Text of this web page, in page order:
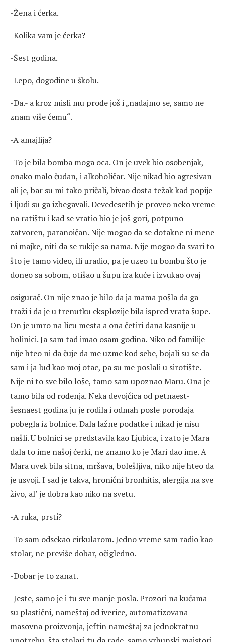
-Žena i ćerka.
-Kolika vam je ćerka?
-Šest godina.
-Lepo, dogodine u školu.
-Da.- a kroz misli mu prođe još i „nadajmo se, samo ne
znam više čemu“.
-A amajlija?
-To je bila bomba moga oca. On je uvek bio osobenjak,
onako malo čudan, i alkoholičar. Nije nikad bio agresivan
ali je, bar su mi tako pričali, bivao dosta težak kad popije
i ljudi su ga izbegavali. Devedesetih je proveo neko vreme
na ratištu i kad se vratio bio je još gori, potpuno
zatvoren, paranoičan. Nije mogao da se dotakne ni mene
ni majke, niti da se rukije sa nama. Nije mogao da svari to
što je tamo video, ili uradio, pa je uzeo tu bombu što je
doneo sa sobom, otišao u šupu iza kuće i izvukao ovaj
osigurač. On nije znao je bilo da ja mama pošla da ga
traži i da je u trenutku eksplozije bila ispred vrata šupe.
On je umro na licu mesta a ona četiri dana kasnije u
bolinici. Ja sam tad imao osam godina. Niko od familije
nije hteo ni da čuje da me uzme kod sebe, bojali su se da
sam i ja lud kao moj otac, pa su me poslali u sirotište.
Nije ni to sve bilo loše, tamo sam upoznao Maru. Ona je
tamo bila od rođenja. Neka devojčica od petnaest-
šesnaest godina ju je rodila i odmah posle porođaja
pobegla iz bolnice. Dala lažne podatke i nikad je nisu
našli. U bolnici se predstavila kao Ljubica, i zato je Mara
dala to ime našoj ćerki, ne znamo ko je Mari dao ime. A
Mara uvek bila sitna, mršava, bolešljiva, niko nije hteo da
je usvoji. I sad je takva, hronični bronhitis, alergija na sve
živo, al’ je dobra kao niko na svetu.
-A ruka, prsti?
-To sam odsekao cirkularom. Jedno vreme sam radio kao
stolar, ne previše dobar, očigledno.
-Dobar je to zanat.
-Jeste, samo je i tu sve manje posla. Prozori na kućama
su plastični, nameštaj od iverice, automatizovana
masovna proizvonja, jeftin nameštaj za jednokratnu